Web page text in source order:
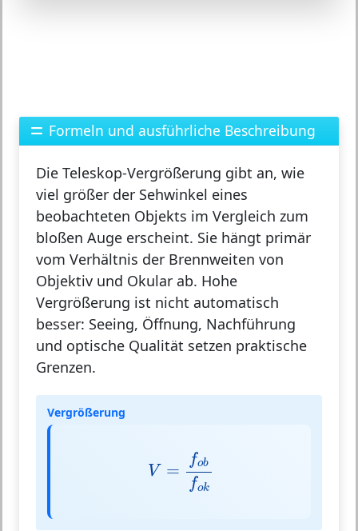
Formeln und ausführliche Beschreibung
Die Teleskop-Vergrößerung gibt an, wie
viel größer der Sehwinkel eines
beobachteten Objekts im Vergleich zum
bloßen Auge erscheint. Sie hängt primär
vom Verhältnis der Brennweiten von
Objektiv und Okular ab. Hohe
Vergrößerung ist nicht automatisch
besser: Seeing, Öffnung, Nachführung
und optische Qualität setzen praktische
Grenzen.
Vergrößerung
V =
fob
fok
bf